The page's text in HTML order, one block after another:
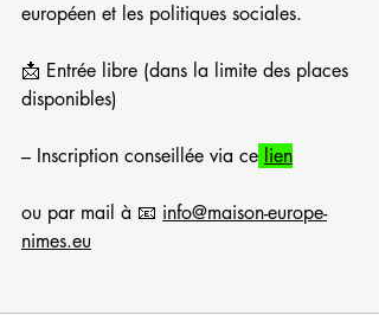
européen et les politiques sociales.
📩 Entrée libre (dans la limite des places
disponibles)
– Inscription conseillée via ce lien
ou par mail à 📧 info@maison-europe-
nimes.eu